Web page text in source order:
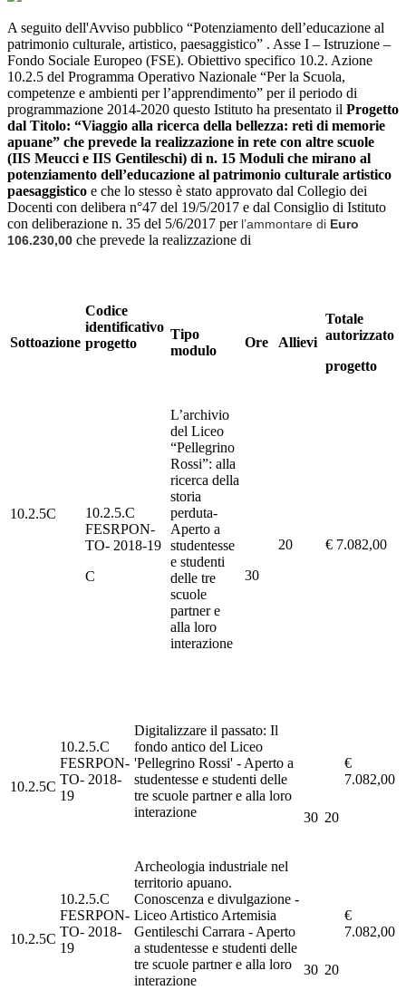
A seguito dell'Avviso pubblico “Potenziamento dell’educazione al
patrimonio culturale, artistico, paesaggistico” . Asse I – Istruzione –
Fondo Sociale Europeo (FSE). Obiettivo specifico 10.2. Azione
10.2.5 del Programma Operativo Nazionale “Per la Scuola,
competenze e ambienti per l’apprendimento” per il periodo di
programmazione 2014-2020 questo Istituto ha presentato il Progetto
dal Titolo: “Viaggio alla ricerca della bellezza: reti di memorie
apuane” che prevede la realizzazione in rete con altre scuole
(IIS Meucci e IIS Gentileschi) di n. 15 Moduli che mirano al
potenziamento dell’educazione al patrimonio culturale artistico
paesaggistico e che lo stesso è stato approvato dal Collegio dei
Docenti con delibera n°47 del 19/5/2017 e dal Consiglio di Istituto
con deliberazione n. 35 del 5/6/2017 per l’ammontare di Euro
106.230,00 che prevede la realizzazione di
Sottoazione
Codice
identificativo
progetto
Tipo
modulo
Ore Allievi
Totale
autorizzato
progetto
10.2.5C
10.2.5.C
FESRPON-
TO- 2018-19
C
L’archivio
del Liceo
“Pellegrino
Rossi”: alla
ricerca della
storia
perduta-
Aperto a
studentesse
e studenti
delle tre
scuole
partner e
alla loro
interazione
30
20 € 7.082,00
10.2.5C
10.2.5.C
FESRPON-
TO- 2018-
19
Digitalizzare il passato: Il
fondo antico del Liceo
'Pellegrino Rossi' - Aperto a
studentesse e studenti delle
tre scuole partner e alla loro
interazione
30 20
€
7.082,00
10.2.5C
10.2.5.C
FESRPON-
TO- 2018-
19
Archeologia industriale nel
territorio apuano.
Conoscenza e divulgazione -
Liceo Artistico Artemisia
Gentileschi Carrara - Aperto
a studentesse e studenti delle
tre scuole partner e alla loro
interazione
30 20
€
7.082,00